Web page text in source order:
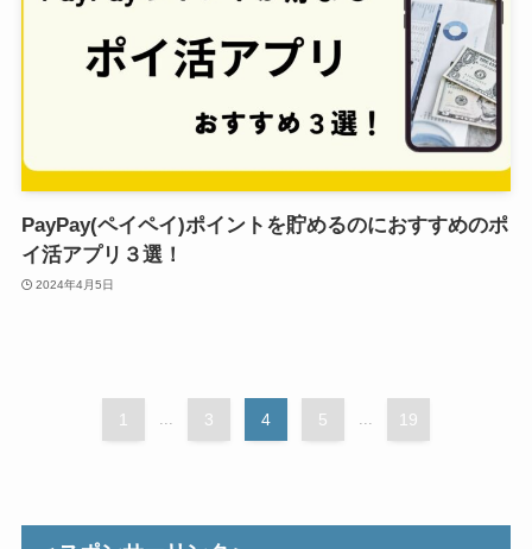
PayPay(ペイペイ)ポイントを貯めるのにおすすめのポ
イ活アプリ３選！
2024年4月5日
1 ... 3 4 5 ... 19